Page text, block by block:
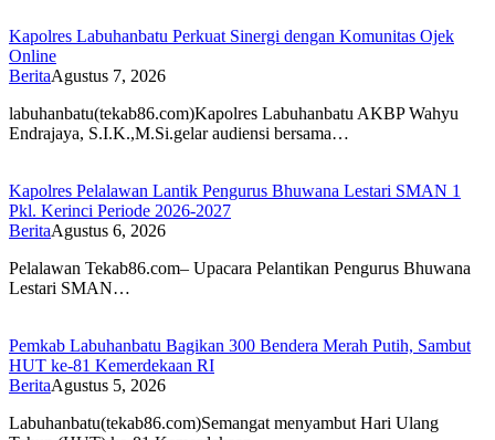
Kapolres Labuhanbatu Perkuat Sinergi dengan Komunitas Ojek
Online
BeritaAgustus 7, 2026
labuhanbatu(tekab86.com)Kapolres Labuhanbatu AKBP Wahyu
Endrajaya, S.I.K.,M.Si.gelar audiensi bersama…
Kapolres Pelalawan Lantik Pengurus Bhuwana Lestari SMAN 1
Pkl. Kerinci Periode 2026-2027
BeritaAgustus 6, 2026
Pelalawan Tekab86.com– Upacara Pelantikan Pengurus Bhuwana
Lestari SMAN…
Pemkab Labuhanbatu Bagikan 300 Bendera Merah Putih, Sambut
HUT ke-81 Kemerdekaan RI
BeritaAgustus 5, 2026
Labuhanbatu(tekab86.com)Semangat menyambut Hari Ulang